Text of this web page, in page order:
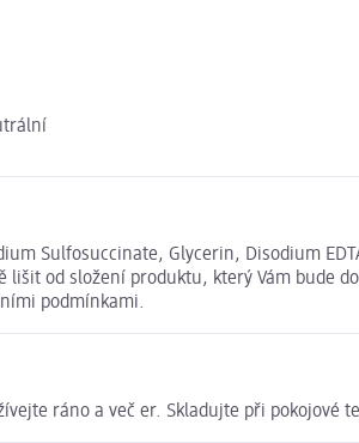
Sulfosuccinate, Glycerin, Disodium
od složení produktu, který Vám bude
podmínkami.
ráno a več er. Skladujte při pokojové